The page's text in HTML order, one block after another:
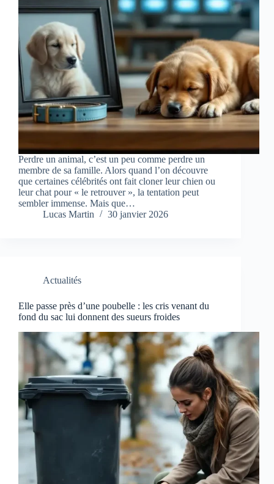
Perdre un animal, c’est un peu comme perdre un
membre de sa famille. Alors quand l’on découvre
que certaines célébrités ont fait cloner leur chien ou
leur chat pour « le retrouver », la tentation peut
sembler immense. Mais que…
Lucas Martin
30 janvier 2026
Actualités
Elle passe près d’une poubelle : les cris venant du
fond du sac lui donnent des sueurs froides